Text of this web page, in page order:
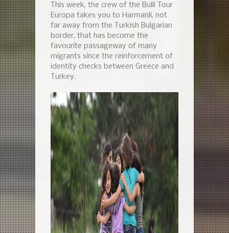
This week, the crew of the Bulli Tour
Europa takes you to Harmanli, not
far away from the Turkish Bulgarian
border, that has become the
favourite passageway of many
migrants since the reinforcement of
identity checks between Greece and
Turkey.